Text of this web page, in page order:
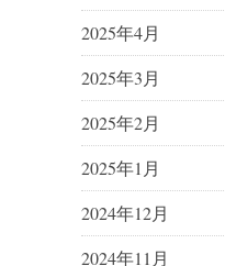
2025年4月
2025年3月
2025年2月
2025年1月
2024年12月
2024年11月